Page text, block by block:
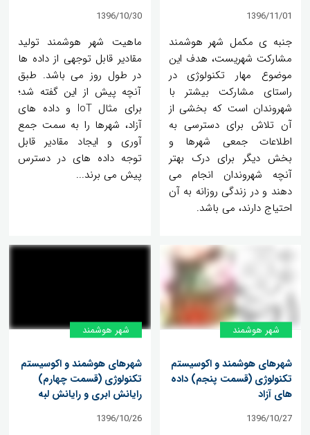
1396/11/01
جنبه ی مکمل شهر هوشمند
مشارکت شهریست، هدف این
موضوع مهار تکنولوژی در
راستای مشارکت بیشتر با
شهروندان است که بخشی از
آن تلاش برای دسترسی به
اطلاعات جمعی شهرها و
بخش دیگر برای درک بهتر
آنچه شهروندان انجام می
دهند و در زندگی روزانه به آن
احتیاج دارند، می باشد.
1396/10/30
ماهیت شهر هوشمند تولید
مقادیر قابل توجهی از داده ها
در طول روز می باشد. طبق
آنچه پیش از این گفته شد؛
برای مثال IoT و داده های
آزاد، شهرها را به سمت جمع
آوری و ایجاد مقادیر قابل
توجه داده های در دسترس
پیش می برند...
شهر هوشمند
شهرهای هوشمند و اکوسیستم
تکنولوژی (قسمت پنجم) داده
های آزاد
1396/10/27
شهر هوشمند
شهرهای هوشمند و اکوسیستم
تکنولوژی (قسمت چهارم)
رایانش ابری و رایانش لبه
1396/10/26